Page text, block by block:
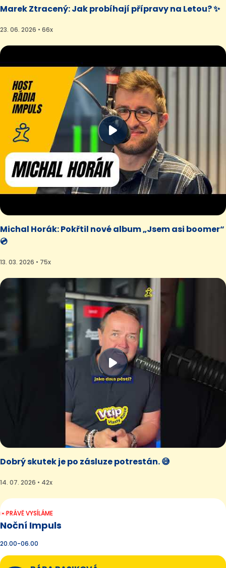
Marek Ztracený: Jak probíhají přípravy na Letou? ✨
23. 06. 2026 • 66x
Michal Horák: Pokřtil nové album „Jsem asi boomer“
💿
13. 03. 2026 • 75x
Dobrý skutek je po zásluze potrestán. 😅
14. 07. 2026 • 42x
PRÁVĚ VYSÍLÁME
Noční Impuls
20.00-06.00